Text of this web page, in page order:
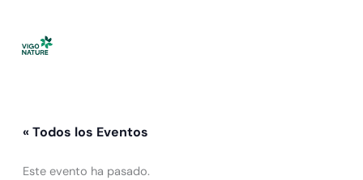
contenido
« Todos los Eventos
Este evento ha pasado.